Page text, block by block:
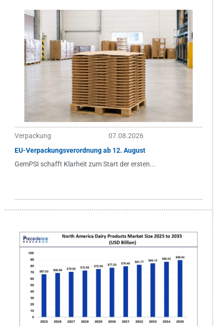
Verpackung
07.08.2026
EU-Verpackungsverordnung ab 12. August
GemPSI schafft Klarheit zum Start der ersten...